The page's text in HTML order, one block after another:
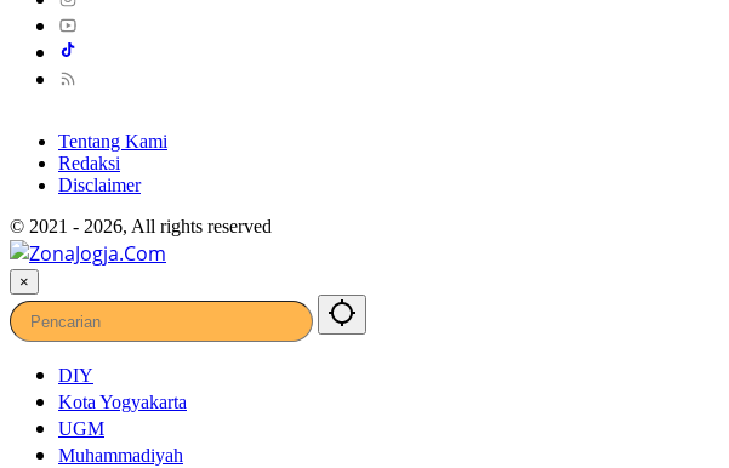
Tentang Kami
Redaksi
Disclaimer
© 2021 - 2026, All rights reserved
×
DIY
Kota Yogyakarta
UGM
Muhammadiyah